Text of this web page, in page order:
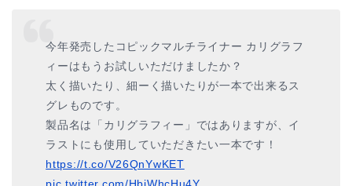
今年発売したコピックマルチライナー カリグラフ
ィーはもうお試しいただけましたか？
太く描いたり、細ーく描いたりが一本で出来るス
グレものです。
製品名は「カリグラフィー」ではありますが、イ
ラストにも使用していただきたい一本です！
https://t.co/V26QnYwKET